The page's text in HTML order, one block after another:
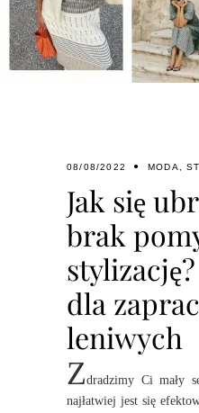
08/08/2022 MODA,
Jak się
brak
dla
leniwych
Zdradzimy Ci mały
najłatwiej jest się